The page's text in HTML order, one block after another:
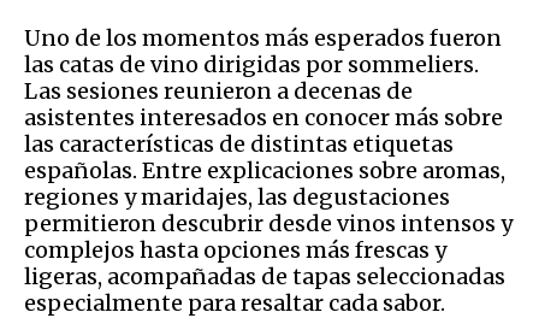
Uno de los momentos más esperados fueron
las catas de vino dirigidas por sommeliers.
Las sesiones reunieron a decenas de
asistentes interesados en conocer más sobre
las características de distintas etiquetas
españolas. Entre explicaciones sobre aromas,
regiones y maridajes, las degustaciones
permitieron descubrir desde vinos intensos y
complejos hasta opciones más frescas y
ligeras, acompañadas de tapas seleccionadas
especialmente para resaltar cada sabor.